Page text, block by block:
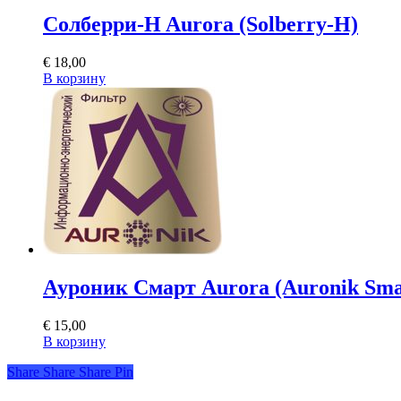
Солберри-H Aurora (Solberry-H)
€ 18,00
В корзину
Ауроник Смарт Aurora (Auronik
€ 15,00
В корзину
Share
Share Share Share Pin